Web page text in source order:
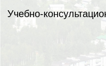
Учебно-